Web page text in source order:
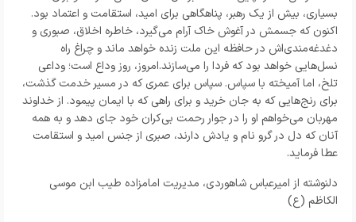
بسیاری، بیش از یک رهبر، پناهگاهی برای امید، استقامت و اعتماد بود.
اکنون که جسمش در آغوش خاک آرام می‌گیرد، خاطره اخلاق، صبوری و
دغدغه‌مندی‌اش در حافظه این ملت زنده خواهد ماند و چراغ راه
نسل‌هایی خواهد بود که فردا را می‌سازند.امروز، روز وداع است؛ وداعی
تلخ، اما آمیخته با سپاس. سپاس برای عمری که در مسیر خدمت گذشت،
برای رنج‌هایی که به جان خرید و برای راهی که با ایمان پیمود. از خداوند
مهربان می‌خواهم او را در جوار رحمت بی‌کران خود جای دهد و به همه
آنان که دل در گرو نام و یادش دارند، صبری از جنس امید و استقامت
عطا فرماید.
دلنوشته از امیرعباس شاهوردی، مدیریت امامزاده طیب ابن موسی
الکاظم (ع)